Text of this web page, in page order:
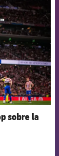
sobre la